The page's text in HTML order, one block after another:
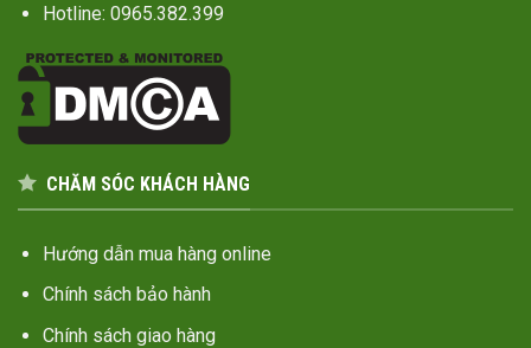
Hotline: 0965.382.399
CHĂM SÓC KHÁCH HÀNG
Hướng dẫn mua hàng online
Chính sách bảo hành
Chính sách giao hàng